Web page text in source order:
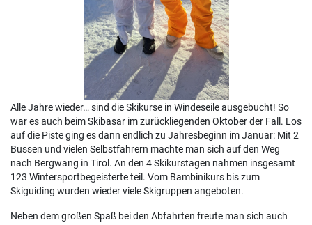
Alle Jahre wieder… sind die Skikurse in Windeseile ausgebucht! So
war es auch beim Skibasar im zurückliegenden Oktober der Fall. Los
auf die Piste ging es dann endlich zu Jahresbeginn im Januar: Mit 2
Bussen und vielen Selbstfahrern machte man sich auf den Weg
nach Bergwang in Tirol. An den 4 Skikurstagen nahmen insgesamt
123 Wintersportbegeisterte teil. Vom Bambinikurs bis zum
Skiguiding wurden wieder viele Skigruppen angeboten.
Neben dem großen Spaß bei den Abfahrten freute man sich auch